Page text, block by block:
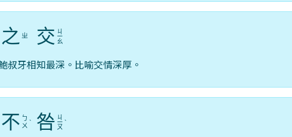
之 ㄓ 交 ㄐ
ㄧ
ㄠ
叔牙相知最深。比喻交情深厚。
不 ㄅ
ㄨ ˋ 咎 ㄐ
ㄧ
ㄡ
ˋ